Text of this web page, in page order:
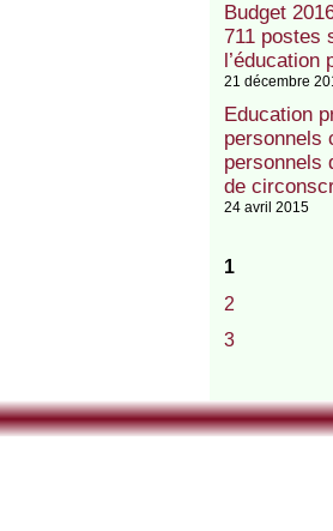
Budget
711 postes
21 décembre
Education
personnels
personnels
de
24 avril 2015
1
2
3